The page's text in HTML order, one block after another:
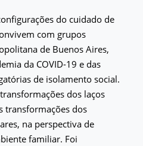
do cuidado de
com grupos
de Buenos Aires,
da COVID-19 e das
de isolamento social.
dos laços
transformações dos
na perspectiva de
familiar. Foi